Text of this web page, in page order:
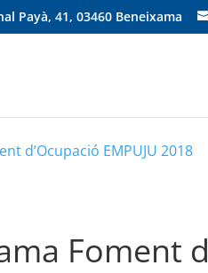
Payà, 41, 03460 Beneixama
d’Ocupació EMPUJU 2018
Foment